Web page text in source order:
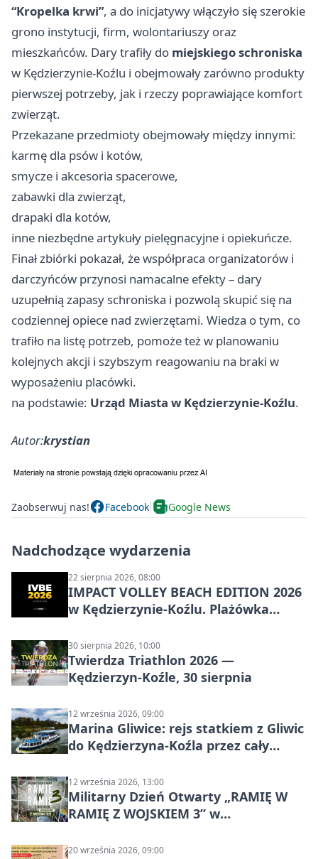
“Kropelka krwi”, a do inicjatywy włączyło się szerokie
grono instytucji, firm, wolontariuszy oraz
mieszkańców. Dary trafiły do miejskiego schroniska
w Kędzierzynie-Koźlu i obejmowały zarówno produkty
pierwszej potrzeby, jak i rzeczy poprawiające komfort
zwierząt.
Przekazane przedmioty obejmowały między innymi:
karmę dla psów i kotów,
smycze i akcesoria spacerowe,
zabawki dla zwierząt,
drapaki dla kotów,
inne niezbędne artykuły pielęgnacyjne i opiekuńcze.
Finał zbiórki pokazał, że współpraca organizatorów i
darczyńców przynosi namacalne efekty – dary
uzupełnią zapasy schroniska i pozwolą skupić się na
codziennej opiece nad zwierzętami. Wiedza o tym, co
trafiło na listę potrzeb, pomoże też w planowaniu
kolejnych akcji i szybszym reagowaniu na braki w
wyposażeniu placówki.
na podstawie: Urząd Miasta w Kędzierzynie-Koźlu.
Autor:krystian
Zaobserwuj nas! Facebook Google News
Nadchodzące wydarzenia
22 sierpnia 2026, 08:00
IMPACT VOLLEY BEACH EDITION 2026
w Kędzierzynie-Koźlu. Plażówka
30 sierpnia 2026, 10:00
Twierdza Triathlon 2026 —
Kędzierzyn-Koźle, 30 sierpnia
12 września 2026, 09:00
Marina Gliwice: rejs statkiem z Gliwic
do Kędzierzyna-Koźla przez cały
12 września 2026, 13:00
Militarny Dzień Otwarty „RAMIĘ W
RAMIĘ Z WOJSKIEM 3” w
20 września 2026, 09:00